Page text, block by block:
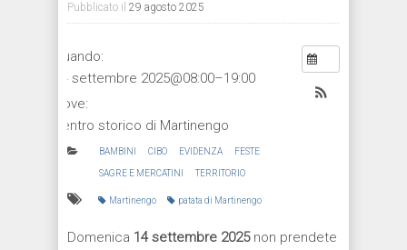
Pubblicato il 29 agosto 2025
Quando:
14 settembre 2025@08:00–19:00
Dove:
centro storico di Martinengo
BAMBINI CIBO EVIDENZA FESTE
SAGRE E MERCATINI TERRITORIO
Martinengo patata di Martinengo
Domenica 14 settembre 2025non prendete